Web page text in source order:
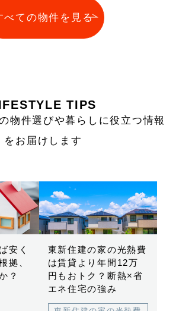
べての物件を見る
TIPS
物件選びや暮らしに役立つ情報
をお届けします
安く
拠、
？
東新住建の家の光熱費
は賃貸より年間12万
円もおトク？断熱×省
エネ住宅の強み